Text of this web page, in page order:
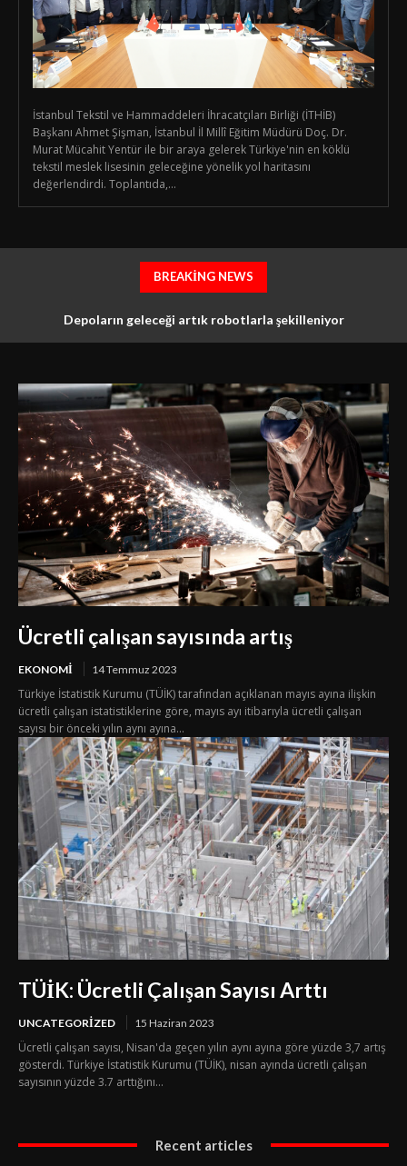
İstanbul Tekstil ve Hammaddeleri İhracatçıları Birliği (İTHİB)
Başkanı Ahmet Şişman, İstanbul İl Millî Eğitim Müdürü Doç. Dr.
Murat Mücahit Yentür ile bir araya gelerek Türkiye'nin en köklü
tekstil meslek lisesinin geleceğine yönelik yol haritasını
değerlendirdi. Toplantıda,...
BREAKING NEWS
Depoların geleceği artık robotlarla şekilleniyor
Ücretli çalışan sayısında artış
EKONOMI 14 Temmuz 2023
Türkiye İstatistik Kurumu (TÜİK) tarafından açıklanan mayıs ayına ilişkin
ücretli çalışan istatistiklerine göre, mayıs ayı itibarıyla ücretli çalışan
sayısı bir önceki yılın aynı ayına...
TÜİK: Ücretli Çalışan Sayısı Arttı
UNCATEGORIZED 15 Haziran 2023
Ücretli çalışan sayısı, Nisan'da geçen yılın aynı ayına göre yüzde 3,7 artış
gösterdi. Türkiye İstatistik Kurumu (TÜİK), nisan ayında ücretli çalışan
sayısının yüzde 3.7 arttığını...
Recent articles